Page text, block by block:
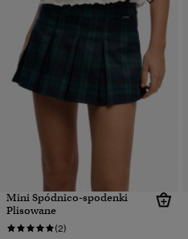
Mini Spódnico-spodenki
Plisowane
(2)